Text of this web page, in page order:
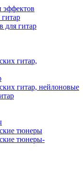
эффектов
для гитар
гитар,
гитар, нейлоновые
тюнеры
тюнеры-